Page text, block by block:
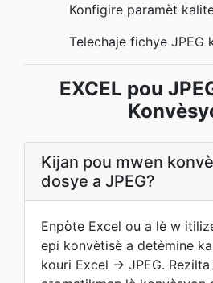
Konfigire paramèt
Telechaje fichye JPEG
EXCEL pou
Kijan pou mwen
dosye a JPEG?
Enpòte Excel ou a lè w
epi konvètisè a detèmine
kouri Excel → JPEG.